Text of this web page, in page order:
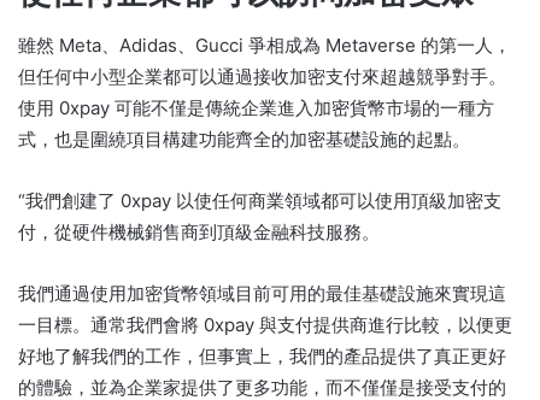
雖然 Meta、Adidas、Gucci 爭相成為 Metaverse 的第一人，
但任何中小型企業都可以通過接收加密支付來超越競爭對手。
使用 0xpay 可能不僅是傳統企業進入加密貨幣市場的一種方
式，也是圍繞項目構建功能齊全的加密基礎設施的起點。
“我們創建了 0xpay 以使任何商業領域都可以使用頂級加密支
付，從硬件機械銷售商到頂級金融科技服務。
我們通過使用加密貨幣領域目前可用的最佳基礎設施來實現這
一目標。 通常我們會將 0xpay 與支付提供商進行比較，以便更
好地了解我們的工作，但事實上，我們的產品提供了真正更好
的體驗，並為企業家提供了更多功能，而不僅僅是接受支付的